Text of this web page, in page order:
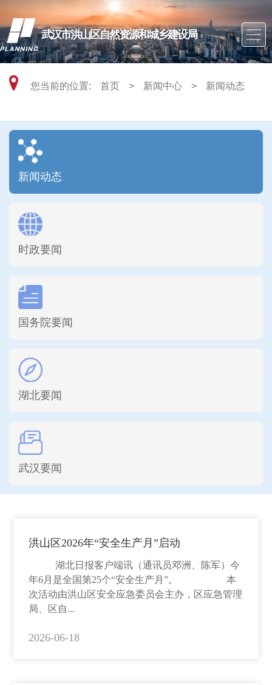
武汉市洪山区自然资源和城乡建设局
您当前的位置: 首页 > 新闻中心 > 新闻动态
新闻动态
时政要闻
国务院要闻
湖北要闻
武汉要闻
洪山区2026年“安全生产月”启动
湖北日报客户端讯（通讯员邓洲、陈军）今
年6月是全国第25个“安全生产月”。 本
次活动由洪山区安全应急委员会主办，区应急管理
局、区自...
2026-06-18